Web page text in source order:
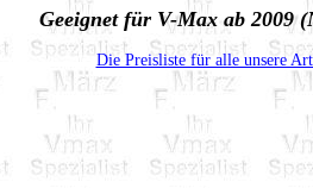
Geeignet für V-Max ab 2009
Die Preisliste für alle unsere